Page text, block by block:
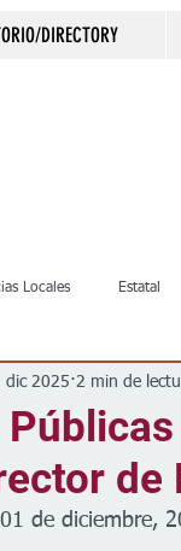
DIRECTORY
Locales Estatal
Salud
Escuelas de
dic 2025 2 min de
de diciembre,